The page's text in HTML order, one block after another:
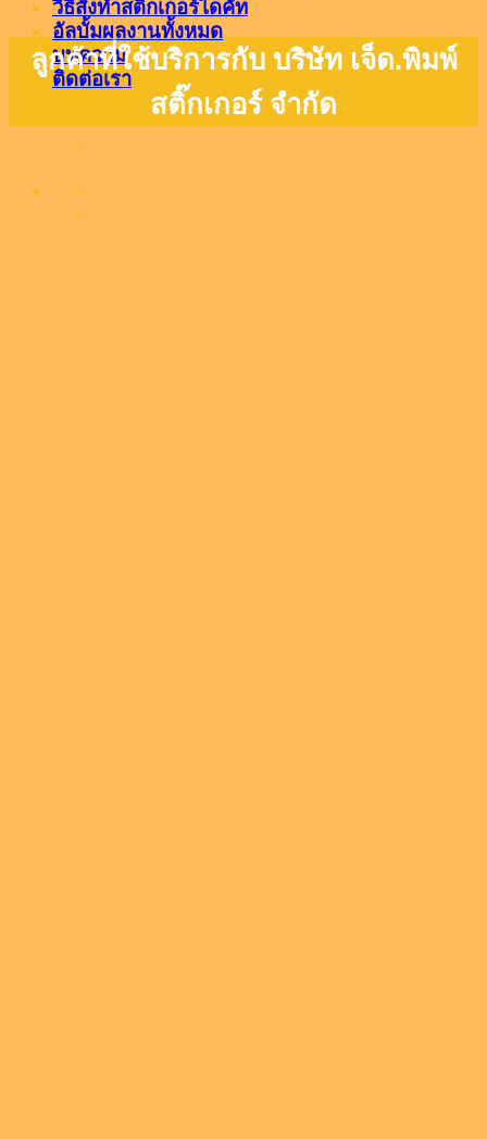
วิธีสั่งทำสติ๊กเกอร์ไดคัท
อัลบั้มผลงานทั้งหมด
บทความ
ติดต่อเรา
ลูกค้าที่ใช้บริการกับ บริษัท เจ็ด.พิมพ์
สติ๊กเกอร์ จำกัด